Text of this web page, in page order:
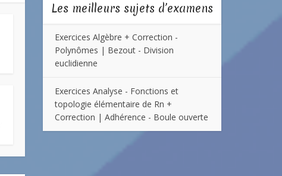
Les meilleurs sujets d’examens
Exercices Algèbre + Correction -
Polynômes | Bezout - Division
euclidienne
Exercices Analyse - Fonctions et
topologie élémentaire de Rn +
Correction | Adhérence - Boule ouverte